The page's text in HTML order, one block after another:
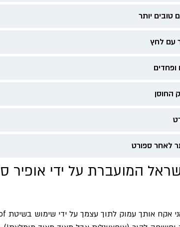
טובים יותר
עם לחץ
ופחדים
החוסן
לאחר ספורט
המועברת על ידי אופיר